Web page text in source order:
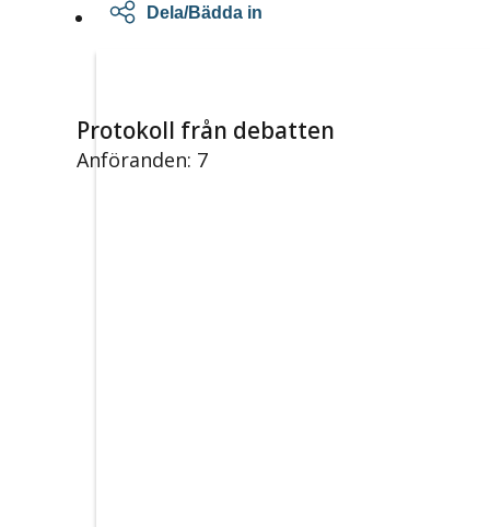
Dela/Bädda in
Protokoll från debatten
Anföranden: 7